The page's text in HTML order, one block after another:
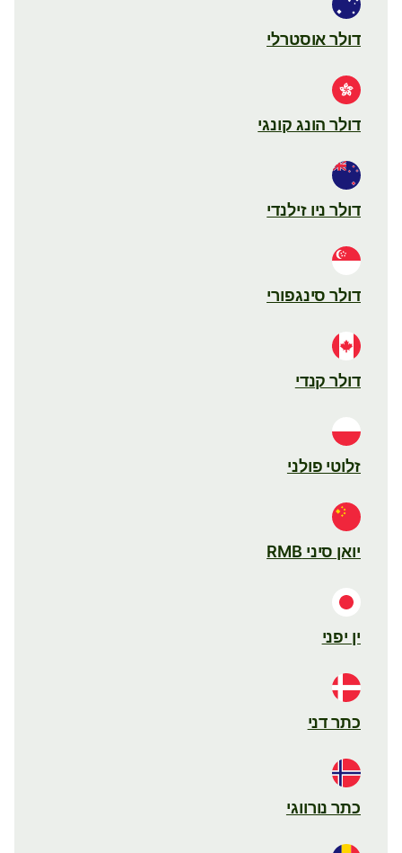
דולר אוסטרלי
דולר הונג קונגי
דולר ניו זילנדי
דולר סינגפורי
דולר קנדי
זלוטי פולני
יואן סיני RMB
ין יפני
כתר דני
כתר נורווגי